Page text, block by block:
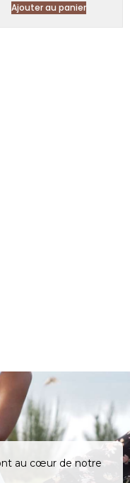
Ajouter au panier
au cœur de notre